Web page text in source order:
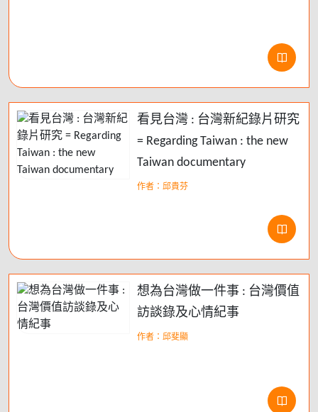
看見台灣 : 台灣新紀錄片研究
= Regarding Taiwan : the new
Taiwan documentary
作者：邱貴芬
想為台灣做一件事 : 台灣價值
訪談錄及心情紀事
作者：邱斐顯